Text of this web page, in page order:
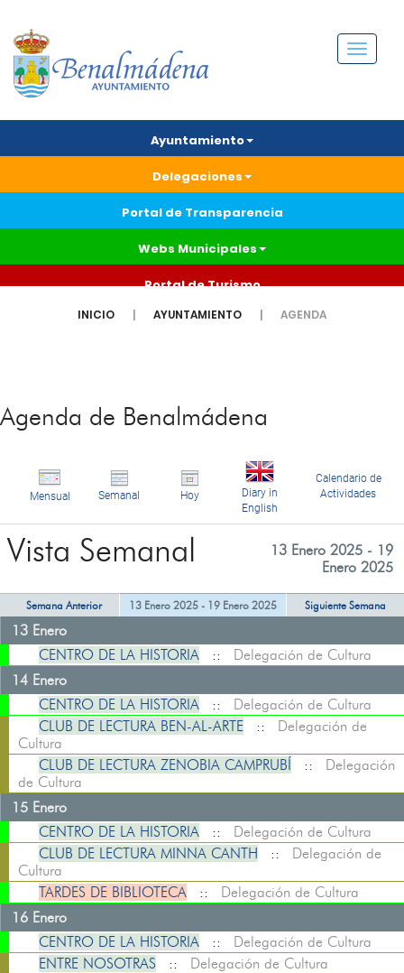
Menú
Ayuntamiento
Delegaciones
Portal de Transparencia
Webs Municipales
Portal de Turismo
INICIO AYUNTAMIENTO AGENDA
Agenda de Benalmádena
Mensual Semanal Hoy
Diary in
English
Calendario de
Actividades
Vista Semanal
13 Enero 2025 - 19
Enero 2025
Semana Anterior 13 Enero 2025 - 19 Enero 2025 Siguiente Semana
13 Enero
CENTRO DE LA HISTORIA :: Delegación de Cultura
14 Enero
CENTRO DE LA HISTORIA :: Delegación de Cultura
CLUB DE LECTURA BEN-AL-ARTE :: Delegación de
Cultura
CLUB DE LECTURA ZENOBIA CAMPRUBÍ :: Delegación
de Cultura
15 Enero
CENTRO DE LA HISTORIA :: Delegación de Cultura
CLUB DE LECTURA MINNA CANTH :: Delegación de
Cultura
TARDES DE BIBLIOTECA :: Delegación de Cultura
16 Enero
CENTRO DE LA HISTORIA :: Delegación de Cultura
ENTRE NOSOTRAS :: Delegación de Cultura